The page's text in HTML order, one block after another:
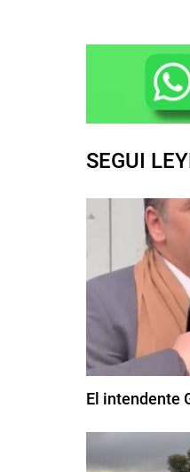
SEGUI
El intendente